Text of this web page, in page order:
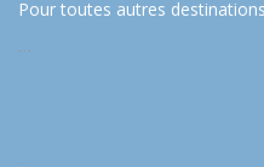
Pour toutes autres
…